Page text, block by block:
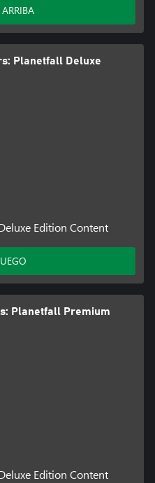
Planetfall Deluxe
Edition Content
Planetfall Premium
Edition Content